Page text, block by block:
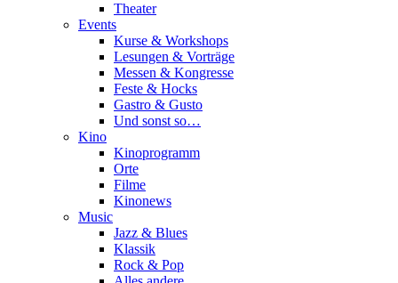
Theater
Events
Kurse & Workshops
Lesungen & Vorträge
Messen & Kongresse
Feste & Hocks
Gastro & Gusto
Und sonst so…
Kino
Kinoprogramm
Orte
Filme
Kinonews
Music
Jazz & Blues
Klassik
Rock & Pop